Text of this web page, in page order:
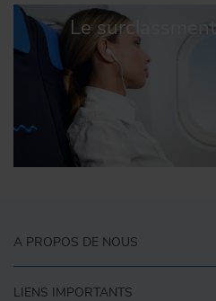
Le
A PROPOS DE NOUS
LIENS IMPORTANTS